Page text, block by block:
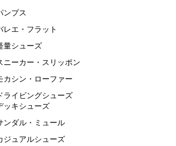
ンプス
レエ・フラット
量シューズ
ニーカー・スリッポン
カシン・ローファー
ライビングシューズ
ッキシューズ
ンダル・ミュール
ジュアルシューズ